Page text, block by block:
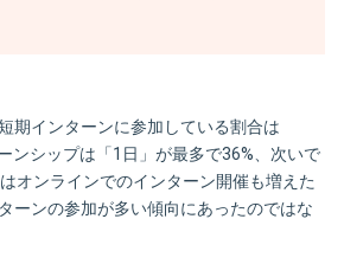
期インターンに参加している割合は
ンシップは「1日」が最多で36%、次いで
はオンラインでのインターン開催も増えた
ーンの参加が多い傾向にあったのではな